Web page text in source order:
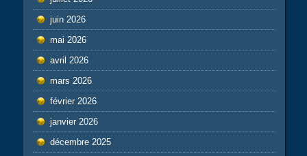
juin 2026
mai 2026
avril 2026
mars 2026
février 2026
janvier 2026
décembre 2025